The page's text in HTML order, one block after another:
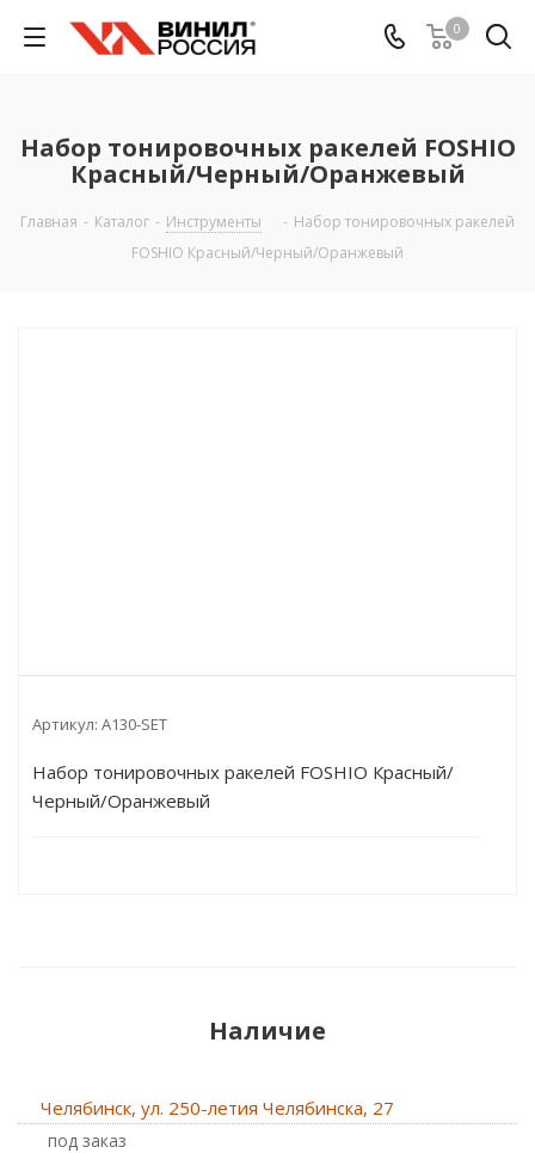
0
Набор тонировочных ракелей FOSHIO
Красный/Черный/Оранжевый
Главная - Каталог - Инструменты - Набор тонировочных ракелей
FOSHIO Красный/Черный/Оранжевый
Артикул: A130-SET
Набор тонировочных ракелей FOSHIO Красный/
Черный/Оранжевый
Наличие
Челябинск, ул. 250-летия Челябинска, 27
Под заказ